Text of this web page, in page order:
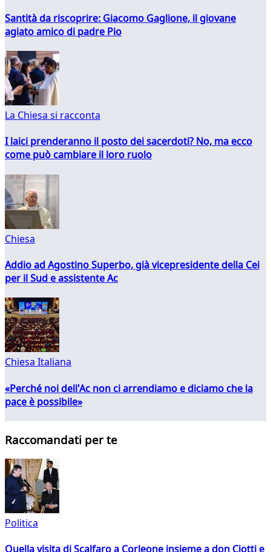
Santità da riscoprire: Giacomo Gaglione, il giovane
agiato amico di padre Pio
La Chiesa si racconta
I laici prenderanno il posto dei sacerdoti? No, ma ecco
come può cambiare il loro ruolo
Chiesa
Addio ad Agostino Superbo, già vicepresidente della Cei
per il Sud e assistente Ac
Chiesa Italiana
«Perché noi dell'Ac non ci arrendiamo e diciamo che la
pace è possibile»
Raccomandati per te
Politica
Quella visita di Scalfaro a Corleone insieme a don Ciotti e